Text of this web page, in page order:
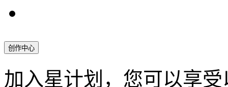
创作中心
加入星计划，您可以享